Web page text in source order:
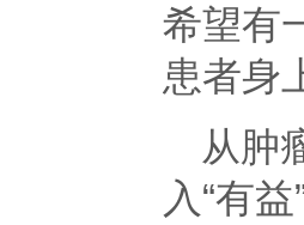
希望有
患者身
从肿
入“有